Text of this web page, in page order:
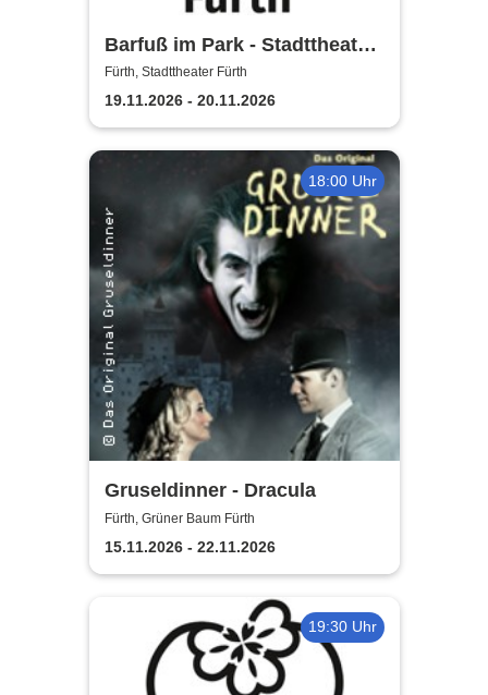
Barfuß im Park - Stadttheater
Fürth
Fürth, Stadttheater Fürth
19.11.2026 - 20.11.2026
18:00 Uhr
Gruseldinner - Dracula
Fürth, Grüner Baum Fürth
15.11.2026 - 22.11.2026
19:30 Uhr